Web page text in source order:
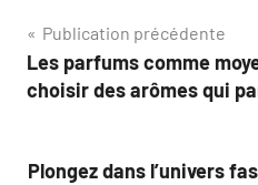
Navigation
de
Publication précédente
Les parfums comme
choisir des arômes qui
Plongez dans l’univers